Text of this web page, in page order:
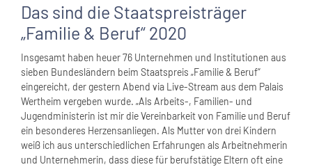
Das sind die Staatspreisträger
„Familie & Beruf“ 2020
Insgesamt haben heuer 76 Unternehmen und Institutionen aus
sieben Bundesländern beim Staatspreis „Familie & Beruf“
eingereicht, der gestern Abend via Live-Stream aus dem Palais
Wertheim vergeben wurde. „Als Arbeits-, Familien- und
Jugendministerin ist mir die Vereinbarkeit von Familie und Beruf
ein besonderes Herzensanliegen. Als Mutter von drei Kindern
weiß ich aus unterschiedlichen Erfahrungen als Arbeitnehmerin
und Unternehmerin, dass diese für berufstätige Eltern oft eine